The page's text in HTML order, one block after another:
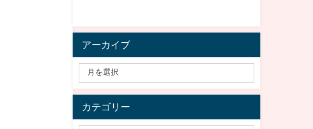
アーカイブ
カテゴリー